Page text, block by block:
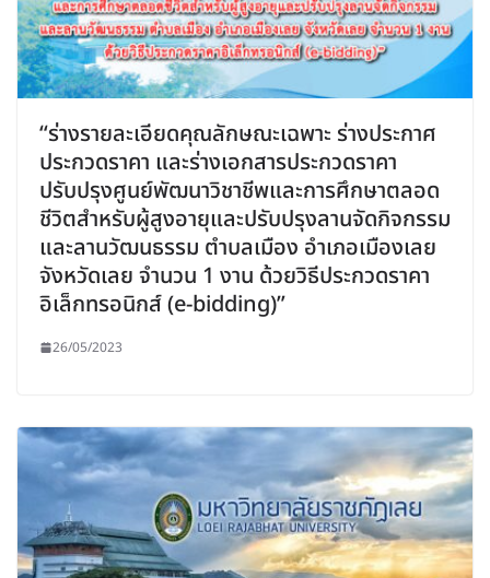
“ร่างรายละเอียดคุณลักษณะเฉพาะ ร่างประกาศ
ประกวดราคา และร่างเอกสารประกวดราคา
ปรับปรุงศูนย์พัฒนาวิชาชีพและการศึกษาตลอด
ชีวิตสำหรับผู้สูงอายุและปรับปรุงลานจัดกิจกรรม
และลานวัฒนธรรม ตำบลเมือง อำเภอเมืองเลย
จังหวัดเลย จำนวน 1 งาน ด้วยวิธีประกวดราคา
อิเล็กทรอนิกส์ (e-bidding)”
26/05/2023